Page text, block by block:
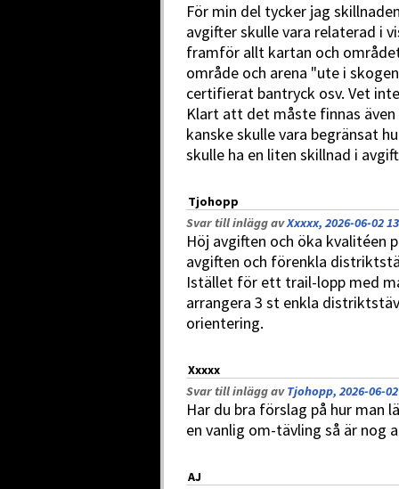
För min del tycker jag
avgifter skulle vara relaterad i
framför allt kartan och
område och arena "ute i
certifierat bantryck osv. Vet
Klart att det måste finnas
kanske skulle vara begränsat
skulle ha en liten skillnad i
Tjohopp
Svar till inlägg avXxxxx, 2026-06-02
Höj avgiften och öka kvalitéen
avgiften och förenkla
Istället för ett trail-lopp med
arrangera 3 st enkla
orientering.
Xxxxx
Svar till inlägg avTjohopp, 2026-06-
Har du bra förslag på hur man
en vanlig om-tävling så är nog
AJ